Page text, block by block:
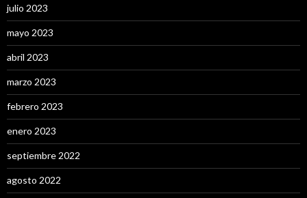
julio 2023
mayo 2023
abril 2023
marzo 2023
febrero 2023
enero 2023
septiembre 2022
agosto 2022